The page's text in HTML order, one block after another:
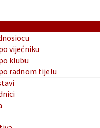
vijećniku
klubu
radnom tijelu